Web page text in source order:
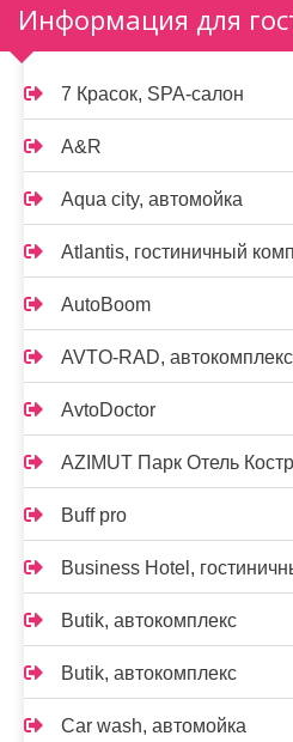
Информация для
7 Красок, SPA-салон
A&R
Aqua city, автомойка
Atlantis, гостиничный
AutoBoom
AVTO-RAD, автокомплекс
AvtoDoctor
AZIMUT Парк Отель
Buff pro
Business Hotel,
Butik, автокомплекс
Butik, автокомплекс
Car wash, автомойка